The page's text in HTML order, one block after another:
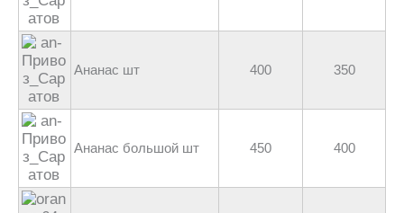
Ананас шт 400 350
Ананас большой шт 450 400